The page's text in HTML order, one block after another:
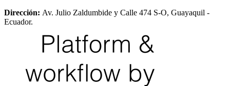
Dirección: Av. Julio Zaldumbide y Calle 474 S-O, Guayaquil -
Ecuador.